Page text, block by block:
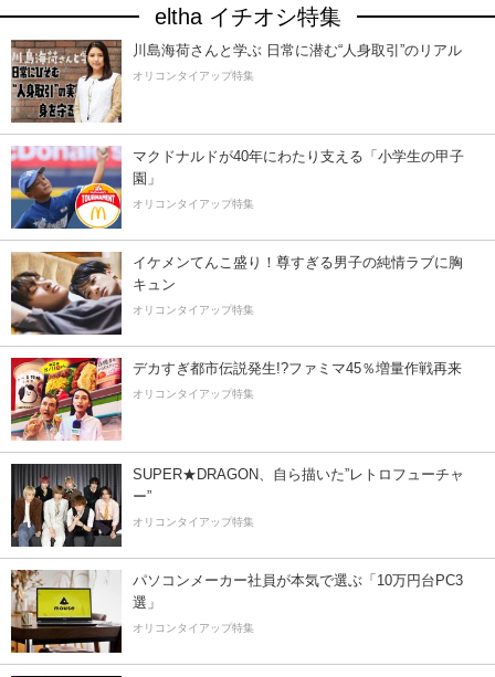
eltha イチオシ特集
川島海荷さんと学ぶ 日常に潜む“人身取引”のリアル
オリコンタイアップ特集
マクドナルドが40年にわたり支える「小学生の甲子
園」
オリコンタイアップ特集
イケメンてんこ盛り！尊すぎる男子の純情ラブに胸
キュン
オリコンタイアップ特集
デカすぎ都市伝説発生!?ファミマ45％増量作戦再来
オリコンタイアップ特集
SUPER★DRAGON、自ら描いた”レトロフューチャ
ー”
オリコンタイアップ特集
パソコンメーカー社員が本気で選ぶ「10万円台PC3
選」
オリコンタイアップ特集